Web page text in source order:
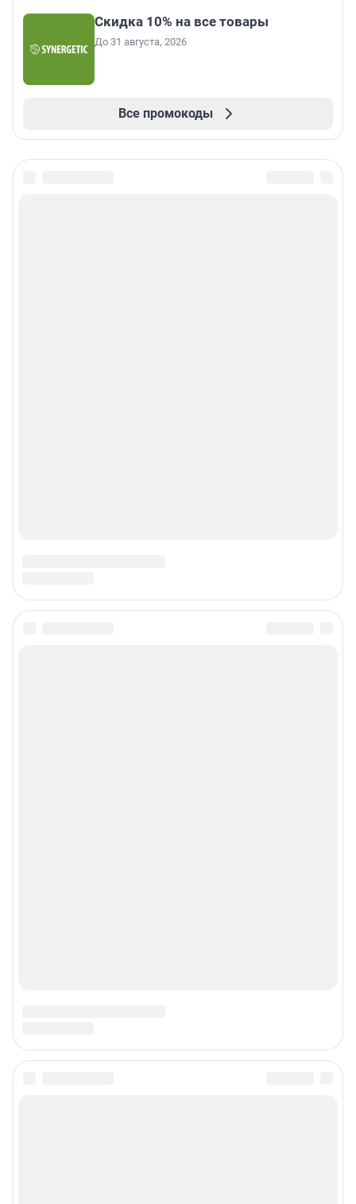
Скидка 10% на все товары
До 31 августа, 2026
Все промокоды